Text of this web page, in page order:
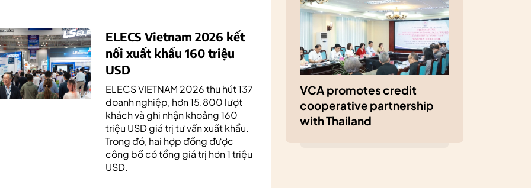
ELECS Vietnam 2026 kết
nối xuất khẩu 160 triệu
USD
ELECS VIETNAM 2026 thu hút 137
doanh nghiệp, hơn 15.800 lượt
khách và ghi nhận khoảng 160
triệu USD giá trị tư vấn xuất khẩu.
Trong đó, hai hợp đồng được
công bố có tổng giá trị hơn 1 triệu
USD.
VCA promotes credit
cooperative partnership
with Thailand